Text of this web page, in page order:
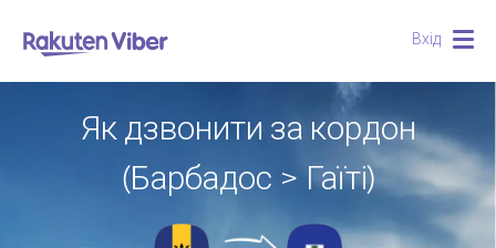
Вхід
Як дзвонити за кордон
(Барбадос > Гаїті)